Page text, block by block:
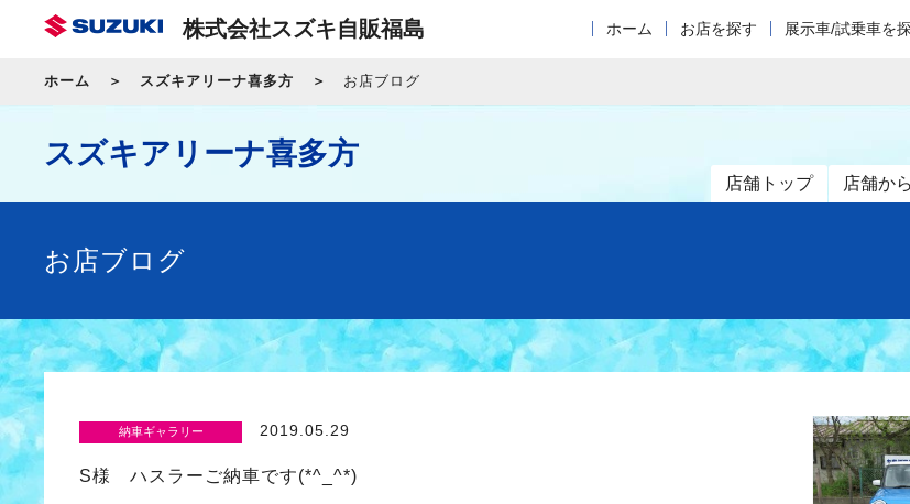
株式会社スズキ自販福島 ホーム お店を探す 展示車/試乗車を
ホーム スズキアリーナ喜多方 お店ブログ
スズキアリーナ喜多方
店舗トップ 店舗か
お店ブログ
納車ギャラリー 2019.05.29
S様 ハスラーご納車です(*^_^*)